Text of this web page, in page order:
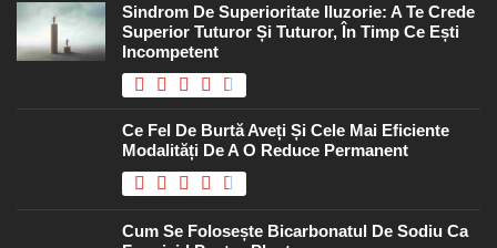
Sindrom De Superioritate Iluzorie: A Te Crede
Superior Tuturor Și Tuturor, În Timp Ce Ești
Incompetent
Ce Fel De Burtă Aveți Și Cele Mai Eficiente
Modalități De A O Reduce Permanent
Cum Se Folosește Bicarbonatul De Sodiu Ca